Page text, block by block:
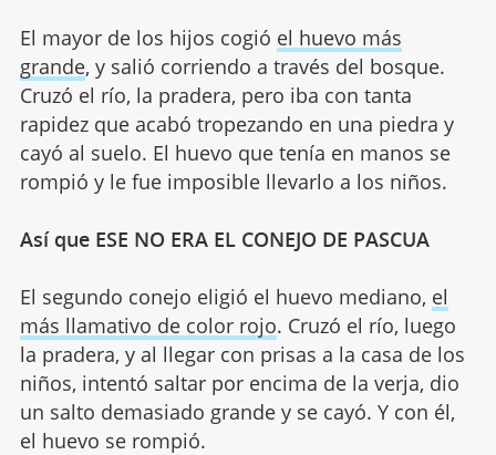
El mayor de los hijos cogió el huevo más
grande, y salió corriendo a través del bosque.
Cruzó el río, la pradera, pero iba con tanta
rapidez que acabó tropezando en una piedra y
cayó al suelo. El huevo que tenía en manos se
rompió y le fue imposible llevarlo a los niños.
Así que ESE NO ERA EL CONEJO DE PASCUA
El segundo conejo eligió el huevo mediano, el
más llamativo de color rojo. Cruzó el río, luego
la pradera, y al llegar con prisas a la casa de los
niños, intentó saltar por encima de la verja, dio
un salto demasiado grande y se cayó. Y con él,
el huevo se rompió.